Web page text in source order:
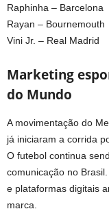
Raphinha – Barcelona
Rayan – Bournemouth
Vini Jr. – Real Madrid
Marketing
do Mundo
A movimentação do
já iniciaram a corrida
O futebol continua
comunicação no
e plataformas digitais
marca.